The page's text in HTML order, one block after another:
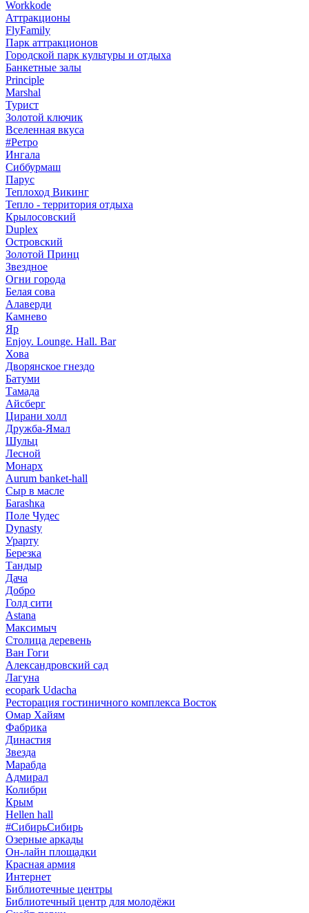
Workkode
Аттракционы
FlyFamily
Парк аттракционов
Городской парк культуры и отдыха
Банкетные залы
Principle
Marshal
Турист
Золотой ключик
Вселенная вкуса
#Ретро
Ингала
Сиббурмаш
Парус
Теплоход Викинг
Тепло - территория отдыха
Крылосовский
Duplex
Островский
Золотой Принц
Звездное
Огни города
Белая сова
Алаверди
Камнево
Яр
Enjoy. Lounge. Hall. Bar
Хова
Дворянское гнездо
Батуми
Тамада
Айсберг
Цирани холл
Дружба-Ямал
Шульц
Лесной
Монарх
Aurum banket-hall
Сыр в масле
Баrаshка
Поле Чудес
Dynasty
Урарту
Березка
Тандыр
Дача
Добро
Голд сити
Astana
Максимыч
Столица деревень
Ван Гоги
Александровский сад
Лагуна
ecopark Udacha
Ресторация гостиничного комплекса Восток
Омар Хайям
Фабрика
Династия
Звезда
Марабда
Адмирал
Колибри
Крым
Hellen hall
#СибирьСибирь
Озерные аркады
Он-лайн площадки
Красная армия
Интернет
Библиотечные центры
Библиотечный центр для молодёжи